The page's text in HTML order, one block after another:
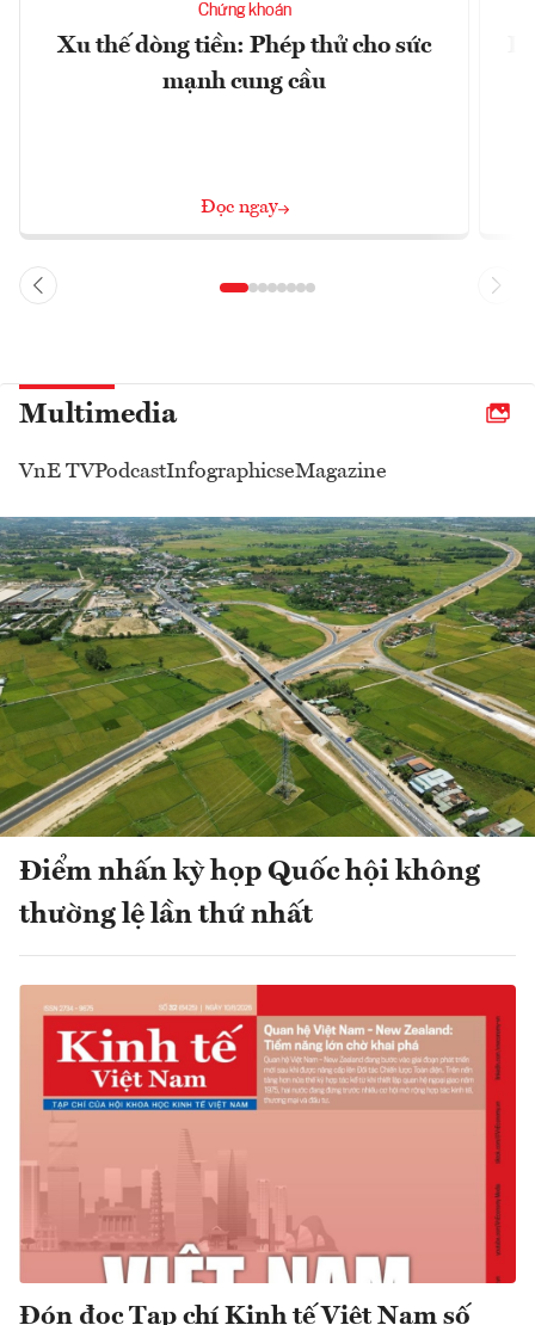
Chứng khoán
Xu thế dòng tiền: Phép thử cho sức
mạnh cung cầu
Đọc ngay
Multimedia
VnE TVPodcastInfographicseMagazine
Điểm nhấn kỳ họp Quốc hội không
thường lệ lần thứ nhất
Đón đọc Tạp chí Kinh tế Việt Nam số